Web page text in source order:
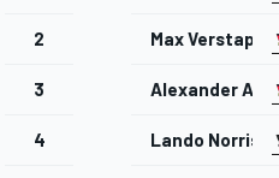
2 Max
3 Alexander
4 Lando Norris